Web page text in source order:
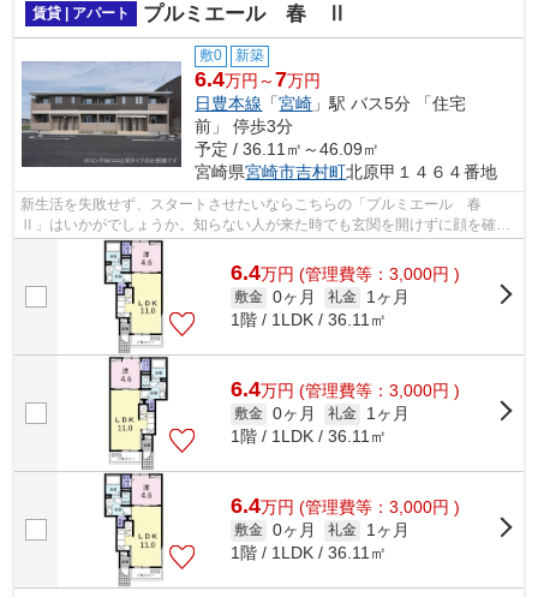
賃貸 | アパート プルミエール 春 Ⅱ
敷0 新築
6.4万円～7万円
日豊本線 「宮崎 」駅 バス5分 「住宅
前」 停歩3分
予定 / 36.11㎡～46.09㎡
宮崎県宮崎市吉村町北原甲１４６４番地
新生活を失敗せず、スタートさせたいならこちらの「プルミエール 春
Ⅱ」はいかがでしょうか。知らない人が来た時でも玄関を開けずに顔を確認
できるTVインターホンが付いております。...
6.4万円 (管理費等：3,000円 )
敷金 0ヶ月 礼金
1ヶ月
1階 / 1LDK / 36.11㎡
6.4万円 (管理費等：3,000円 )
敷金 0ヶ月 礼金
1ヶ月
1階 / 1LDK / 36.11㎡
6.4万円 (管理費等：3,000円 )
敷金 0ヶ月 礼金
1ヶ月
1階 / 1LDK / 36.11㎡